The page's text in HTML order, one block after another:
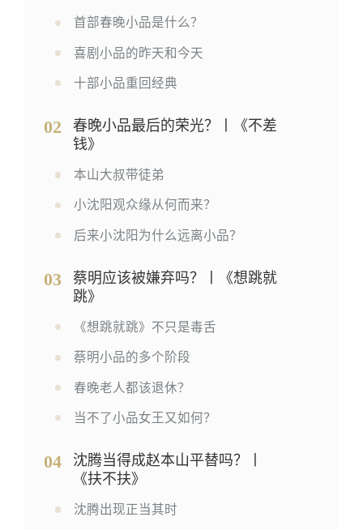
首部春晚小品是什么？
喜剧小品的昨天和今天
十部小品重回经典
02
春晚小品最后的荣光？丨《不差
钱》
本山大叔带徒弟
小沈阳观众缘从何而来？
后来小沈阳为什么远离小品？
03
蔡明应该被嫌弃吗？丨《想跳就
跳》
《想跳就跳》不只是毒舌
蔡明小品的多个阶段
春晚老人都该退休？
当不了小品女王又如何？
04
沈腾当得成赵本山平替吗？丨
《扶不扶》
沈腾出现正当其时